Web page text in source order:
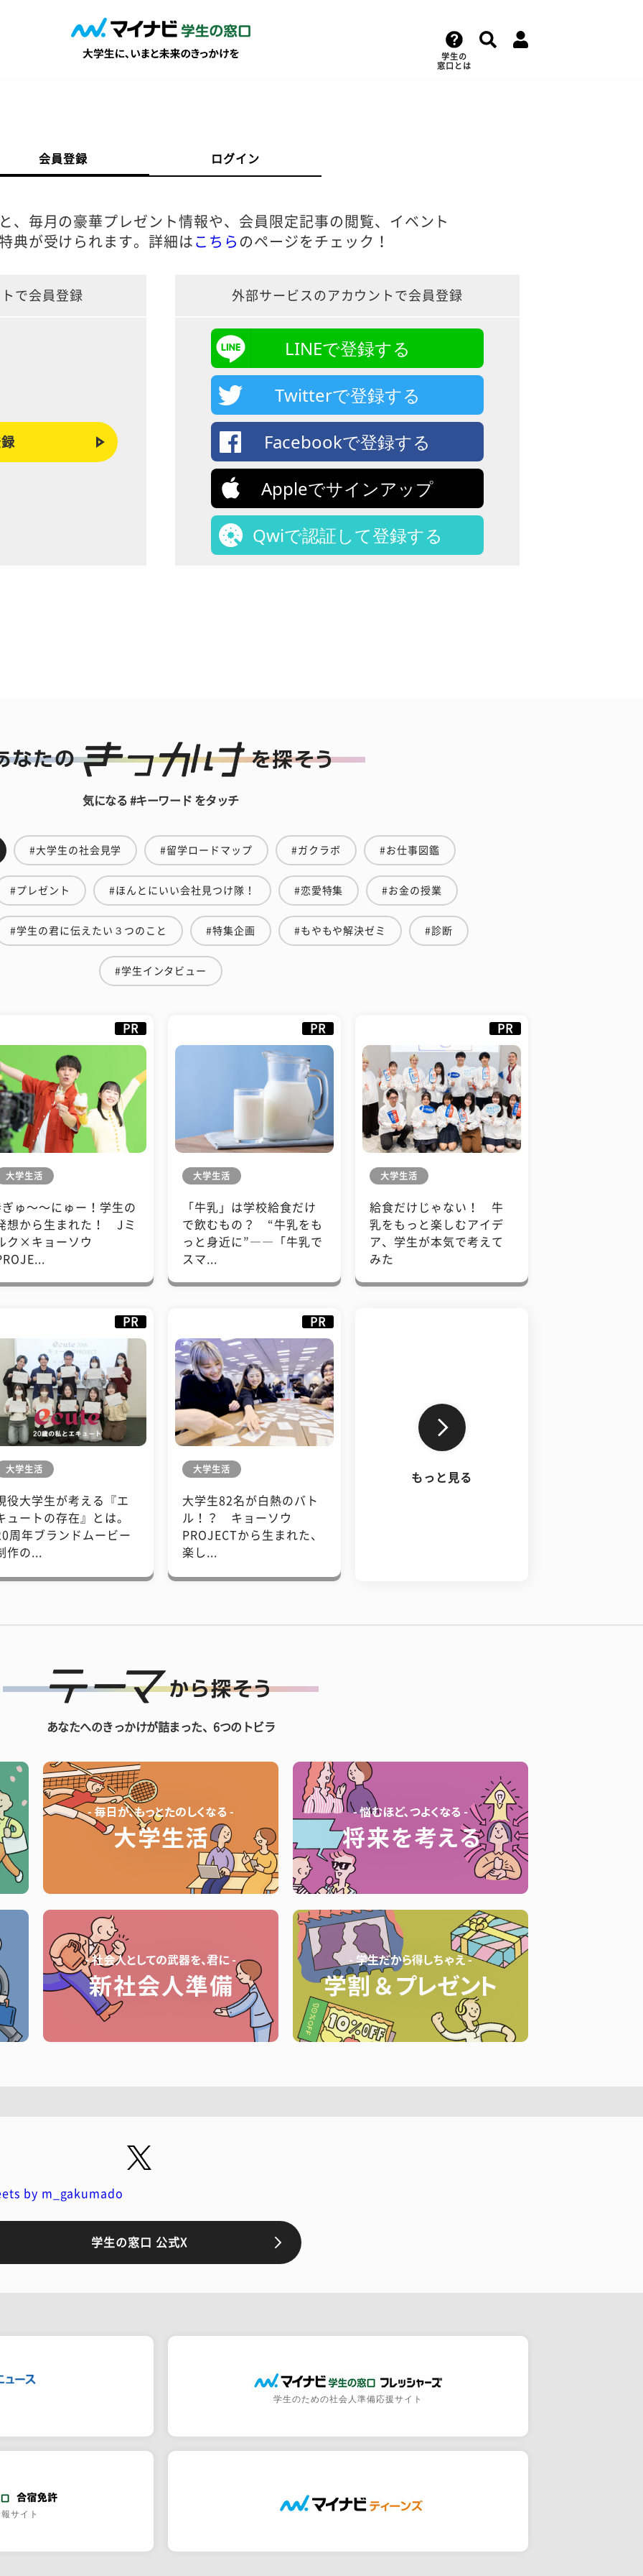
学生の
窓口とは
会員登録 ログイン
、毎月の豪華プレゼント情報や、会員限定記事の閲覧、イベント
典が受けられます。詳細は こちら のページをチェック！
で会員登録 外部サービスのアカウントで会員登録
LINEで登録する
Twitterで登録する
Facebookで登録する
Appleでサインアップ
Qwiで認証して登録する
気になる #キーワード をタッチ
#大学生の社会見学 #留学ロードマップ #ガクラボ #お仕事図鑑
#プレゼント #ほんとにいい会社見つけ隊！ #恋愛特集 #お金の授業
#学生の君に伝えたい３つのこと #特集企画 #もやもや解決ゼミ #診断
#学生インタビュー
PR
大学生活
ぎゅ〜〜にゅー！学生の
想から生まれた！ Jミ
ク×キョーソウ
PR
大学生活
「牛乳」は学校給食だけ
で飲むもの？ “牛乳をも
っと身近に”――「牛乳で
スマ...
PR
大学生活
給食だけじゃない！ 牛
乳をもっと楽しむアイデ
ア、学生が本気で考えて
みた
PR
大学生活
役大学生が考える『エ
ュートの存在』とは。
周年ブランドムービー
作の...
PR
大学生活
大学生82名が白熱のバト
ル！？ キョーソウ
PROJECTから生まれた、
楽し...
もっと見る
あなたへのきっかけが詰まった、6つのトビラ
by m_gakumado
学生の窓口 公式X
学生のための社会人準備応援サイト
サイト